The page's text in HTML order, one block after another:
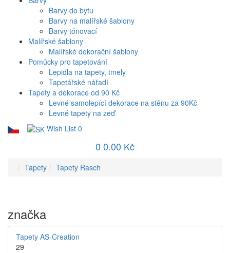
Barvy do bytu
Barvy na malířské šablony
Barvy tónovací
Malířské šablony
Malířské dekorační šablony
Pomůcky pro tapetování
Lepidla na tapety, tmely
Tapetářské nářadí
Tapety a dekorace od 90 Kč
Levné samolepící dekorace na stěnu za 90Kč
Levné tapety na zeď
Wish List 0
0 0.00 Kč
Tapety Tapety Rasch
značka
Tapety AS-Creation
29